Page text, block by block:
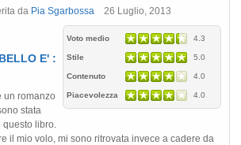
da Pia Sgarbossa 26 Luglio, 2013
Voto medio 4.3
Stile 5.0
Contenuto 4.0
Piacevolezza 4.0
E' :
un romanzo
stata
questo libro.
il mio volo, mi sono ritrovata invece a cadere da